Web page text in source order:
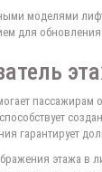
моделями
для
пассажирам
гарантирует
этажа в